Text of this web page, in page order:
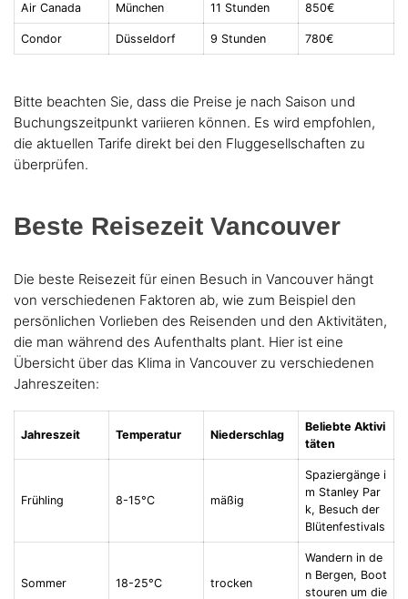
Air Canada München 11 Stunden 850€
Condor Düsseldorf 9 Stunden 780€
Bitte beachten Sie, dass die Preise je nach Saison und
Buchungszeitpunkt variieren können. Es wird empfohlen,
die aktuellen Tarife direkt bei den Fluggesellschaften zu
überprüfen.
Beste Reisezeit Vancouver
Die beste Reisezeit für einen Besuch in Vancouver hängt
von verschiedenen Faktoren ab, wie zum Beispiel den
persönlichen Vorlieben des Reisenden und den Aktivitäten,
die man während des Aufenthalts plant. Hier ist eine
Übersicht über das Klima in Vancouver zu verschiedenen
Jahreszeiten:
Jahreszeit Temperatur Niederschlag
Beliebte Aktivi
täten
Frühling 8-15°C mäßig
Spaziergänge i
m Stanley Par
k, Besuch der
Blütenfestivals
Sommer 18-25°C trocken
Wandern in de
n Bergen, Boot
stouren um die